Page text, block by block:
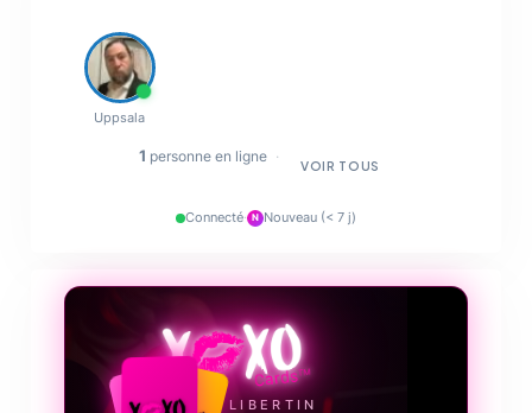
Uppsala
1 personne en ligne ·
VOIR TOUS
Connecté· N Nouveau (< 7 j)
💋
❤️‍🔥
LE JEU LIBERTIN